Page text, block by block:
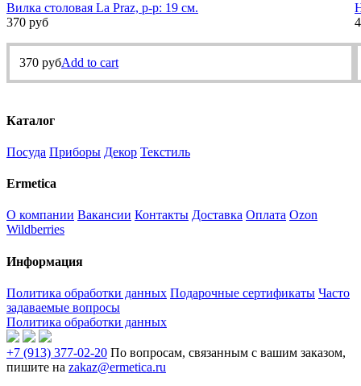
Вилка столовая La Praz, р-р: 19 см.
370 руб
370 рубAdd to cart
Каталог
Посуда Приборы Декор Текстиль
Ermetica
О компании Вакансии Контакты Доставка Оплата Ozon
Wildberries
Информация
Политика обработки данных Подарочные сертификаты Часто
задаваемые вопросы
Политика обработки данных
+7 (913) 377-02-20 По вопросам, связанным с вашим заказом,
пишите на zakaz@ermetica.ru